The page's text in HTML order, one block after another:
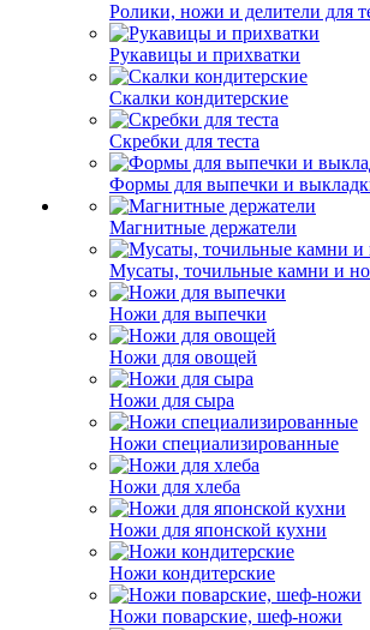
Ролики, ножи и делители для
Рукавицы и прихватки
Скалки кондитерские
Скребки для теста
Формы для выпечки и
Магнитные держатели
Мусаты, точильные камни и
Ножи для выпечки
Ножи для овощей
Ножи для сыра
Ножи специализированные
Ножи для хлеба
Ножи для японской кухни
Ножи кондитерские
Ножи поварские, шеф-ножи